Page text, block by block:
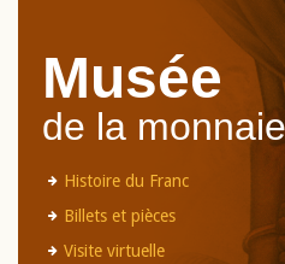
Musée
de la monnaie
Histoire du Franc
Billets et pièces
Visite virtuelle